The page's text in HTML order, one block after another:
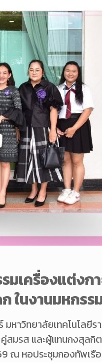
มเครื่องแต่งก
ในงานมหกรร
หาวิทยาลัยเทคโนโลยี
มรส และผู้แทนกงสุลกิ
ณ หอประชุมกองทัพเรื